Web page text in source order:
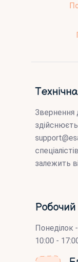
Звернення
залежить
Понеділок
10:00 -